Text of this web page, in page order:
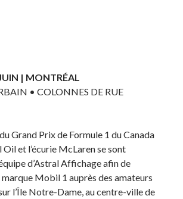
| MONTRÉAL
• COLONNES DE RUE
Grand Prix de Formule 1 du Canada
et l’écurie McLaren se sont
d’Astral Affichage afin de
Mobil 1 auprès des amateurs
l’Île Notre-Dame, au centre-ville de